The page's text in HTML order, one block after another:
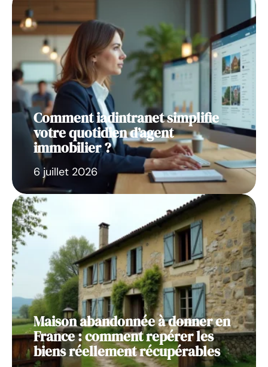
Comment iadintranet simplifie
votre quotidien d’agent
immobilier ?
6 juillet 2026
Maison abandonnée à donner en
France : comment repérer les
biens réellement récupérables